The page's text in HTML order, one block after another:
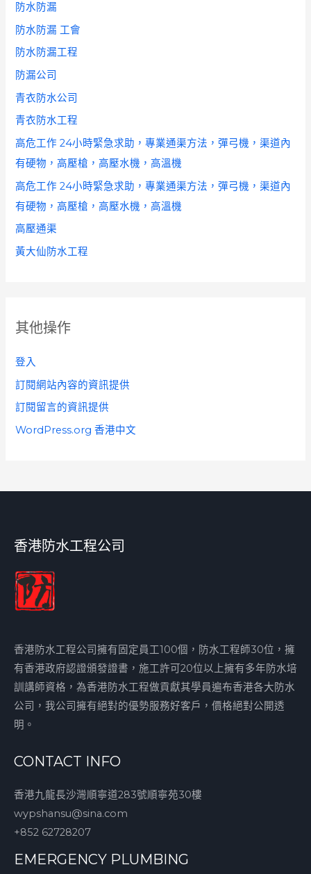
防水防漏
防水防漏 工會
防水防漏工程
防漏公司
青衣防水公司
青衣防水工程
高危工作 24小時緊急求助，專業通渠方法，彈弓機，渠道內
有硬物，高壓槍，高壓水機，高溫機
高危工作 24小時緊急求助，專業通渠方法，彈弓機，渠道內
有硬物，高壓槍，高壓水機，高溫機
高壓通渠
黃大仙防水工程
其他操作
登入
訂閱網站內容的資訊提供
訂閱留言的資訊提供
WordPress.org 香港中文
香港防水工程公司
香港防水工程公司擁有固定員工100個，防水工程師30位，擁
有香港政府認證頒發證書，施工許可20位以上擁有多年防水培
訓講師資格，為香港防水工程做貢獻其學員遍布香港各大防水
公司，我公司擁有絕對的優勢服務好客戶，價格絕對公開透
明。
CONTACT INFO
香港九龍長沙灣順寧道283號順寧苑30樓
wypshansu@sina.com
+852 62728207
EMERGENCY PLUMBING